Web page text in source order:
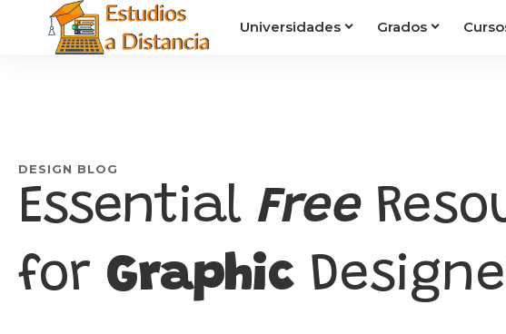
Universidades Grados
DESIGN BLOG
Essential Free
for Graphic